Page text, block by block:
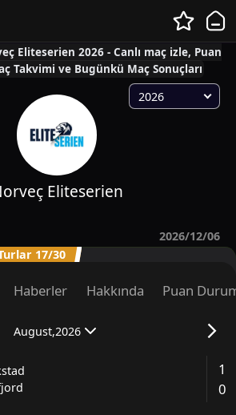
Eliteserien 2026 - Canlı maç izle, Puan
Takvimi ve Bugünkü Maç Sonuçları
2026
Eliteserien
2026/12/06
17/30
Haberler Hakkında Puan
August,2026
1
0